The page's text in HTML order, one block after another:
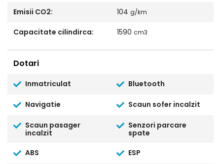
Emisii CO2:
104g/km
Capacitate cilindirca: 1590cm3
Dotari
Inmatriculat Bluetooth
Navigatie Scaun sofer incalzit
Scaun pasager
incalzit
Senzori parcare
spate
ABS
ESP